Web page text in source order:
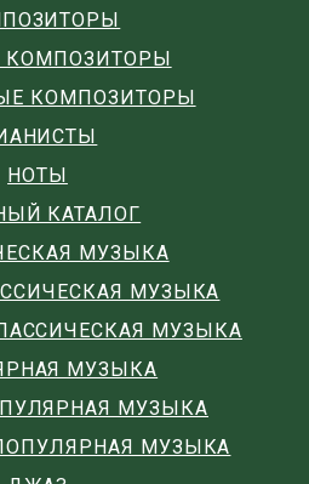
КОМПОЗИТОРЫ
КОМПОЗИТОРЫ
НОТЫ
КАТАЛОГ
МУЗЫКА
МУЗЫКА
МУЗЫКА
МУЗЫКА
МУЗЫКА
МУЗЫКА